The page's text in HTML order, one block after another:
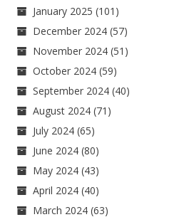
January 2025 (101)
December 2024 (57)
November 2024 (51)
October 2024 (59)
September 2024 (40)
August 2024 (71)
July 2024 (65)
June 2024 (80)
May 2024 (43)
April 2024 (40)
March 2024 (63)